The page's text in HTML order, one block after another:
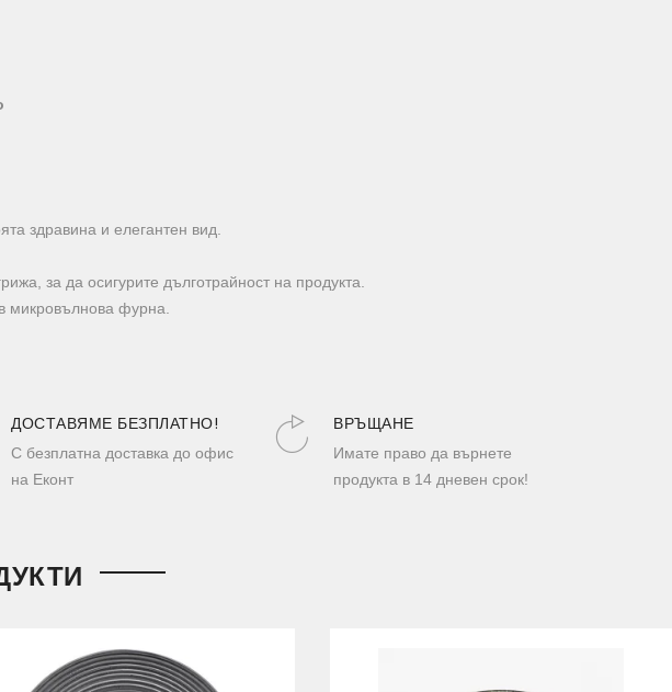
здравина и елегантен вид.
за да осигурите дълготрайност на продукта.
микровълнова фурна.
ДОСТАВЯМЕ БЕЗПЛАТНО!
С безплатна доставка до офис
на Еконт
ВРЪЩАНЕ
Имате право да върнете
продукта в 14 дневен срок!